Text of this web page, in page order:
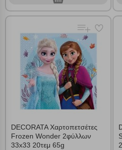
DECORATA Χαρτοπετσέτες
Frozen Wonder 2φύλλων
33x33 20τεμ 65g
Cookies στόχευσης
Cookies απόδοσης
Απολύτως απαραίτητα cookies
Αποθήκευση
Απόρριψη